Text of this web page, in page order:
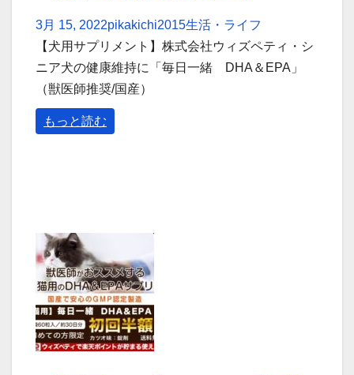
3月 15, 2022pikakichi2015生活・ライフ
【犬用サプリメント】株式会社ウィズペティ・シ
ニア犬の健康維持に「毎日一緒 DHA＆EPA」
（獣医師推奨/国産）
もっと読む